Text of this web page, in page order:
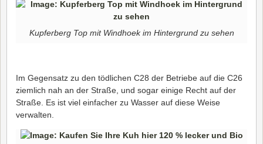
Kupferberg Top mit Windhoek im Hintergrund zu sehen
Im Gegensatz zu den tödlichen C28 der Betriebe auf die C26
ziemlich nah an der Straße, und sogar einige Recht auf der
Straße. Es ist viel einfacher zu Wasser auf diese Weise
verwalten.